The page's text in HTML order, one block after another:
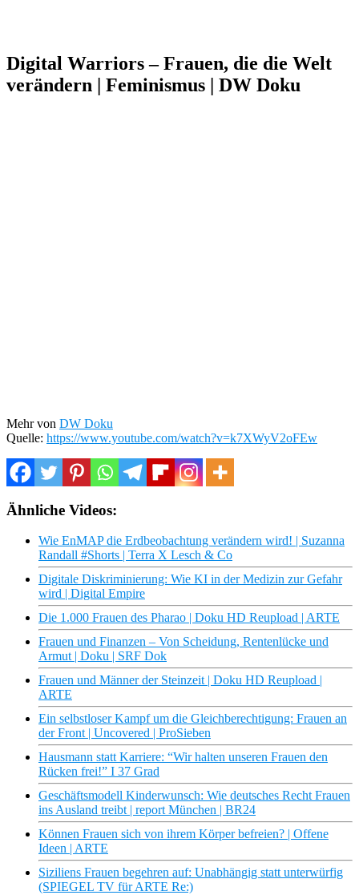
Digital Warriors – Frauen, die die Welt
verändern | Feminismus | DW Doku
Mehr von DW Doku
Quelle: https://www.youtube.com/watch?v=k7XWyV2oFEw
Ähnliche Videos:
Wie EnMAP die Erdbeobachtung verändern wird! | Suzanna
Randall #Shorts | Terra X Lesch & Co
Digitale Diskriminierung: Wie KI in der Medizin zur Gefahr
wird | Digital Empire
Die 1.000 Frauen des Pharao | Doku HD Reupload | ARTE
Frauen und Finanzen – Von Scheidung, Rentenlücke und
Armut | Doku | SRF Dok
Frauen und Männer der Steinzeit | Doku HD Reupload |
ARTE
Ein selbstloser Kampf um die Gleichberechtigung: Frauen an
der Front | Uncovered | ProSieben
Hausmann statt Karriere: “Wir halten unseren Frauen den
Rücken frei!” I 37 Grad
Geschäftsmodell Kinderwunsch: Wie deutsches Recht Frauen
ins Ausland treibt | report München | BR24
Können Frauen sich von ihrem Körper befreien? | Offene
Ideen | ARTE
Siziliens Frauen begehren auf: Unabhängig statt unterwürfig
(SPIEGEL TV für ARTE Re:)